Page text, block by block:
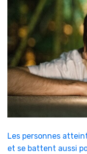
Les personnes
et se battent aussi